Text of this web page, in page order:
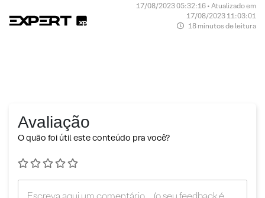
17/08/2023 05:32:16 • Atualizado em
17/08/2023 11:03:01
18 minutos de leitura
Avaliação
O quão foi útil este conteúdo pra você?